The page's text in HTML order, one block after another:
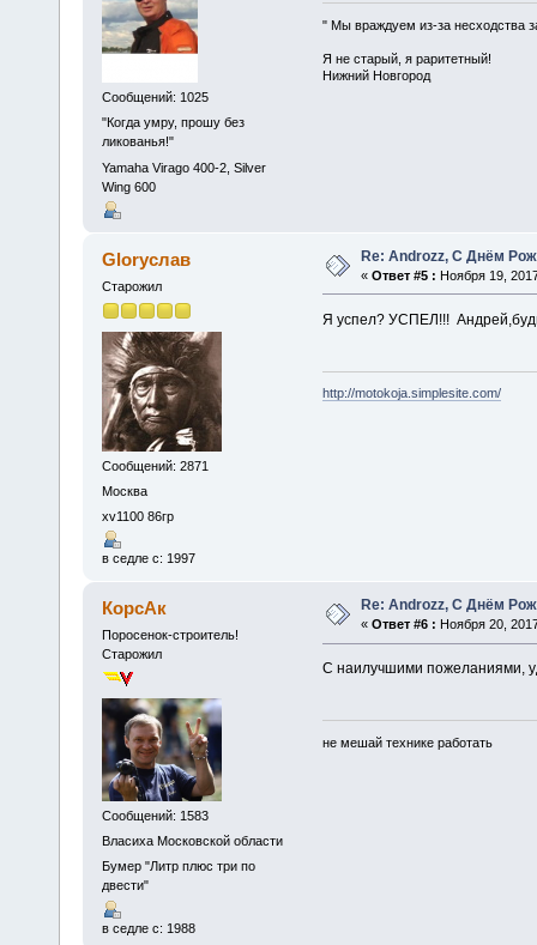
Сообщений: 1025
"Когда умру, прошу без
ликованья!"
Yamaha Virago 400-2, Silver
Wing 600
" Мы враждуем из-за несходства
Я не старый, я раритетный!
Нижний Новгород
Gloryслав
Старожил
Сообщений: 2871
Москва
xv1100 86гр
в седле с: 1997
Re: Androzz, С Днём
« Ответ #5 : Ноября 19,
Я успел? УСПЕЛ!!! Андрей,будь
http://motokoja.simplesite.com/
КорсАк
Поросенок-строитель!
Старожил
Сообщений: 1583
Власиха Московской области
Бумер "Литр плюс три по
двести"
в седле с: 1988
Re: Androzz, С Днём
« Ответ #6 : Ноября 20,
С наилучшими пожеланиями,
не мешай технике работать